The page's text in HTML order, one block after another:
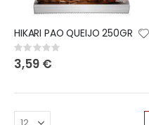
HIKARI PAO QUEIJO 250GR
Rating:
0%
3,59 €